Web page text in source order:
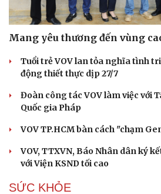
Mang yêu thương đến vùng
Tuổi trẻ VOV lan tỏa nghĩa tình
động thiết thực dịp 27/7
Đoàn công tác VOV làm việc với
Quốc gia Pháp
VOV TP.HCM bàn cách "chạm
VOV, TTXVN, Báo Nhân dân ký
với Viện KSND tối cao
SỨC KHỎE